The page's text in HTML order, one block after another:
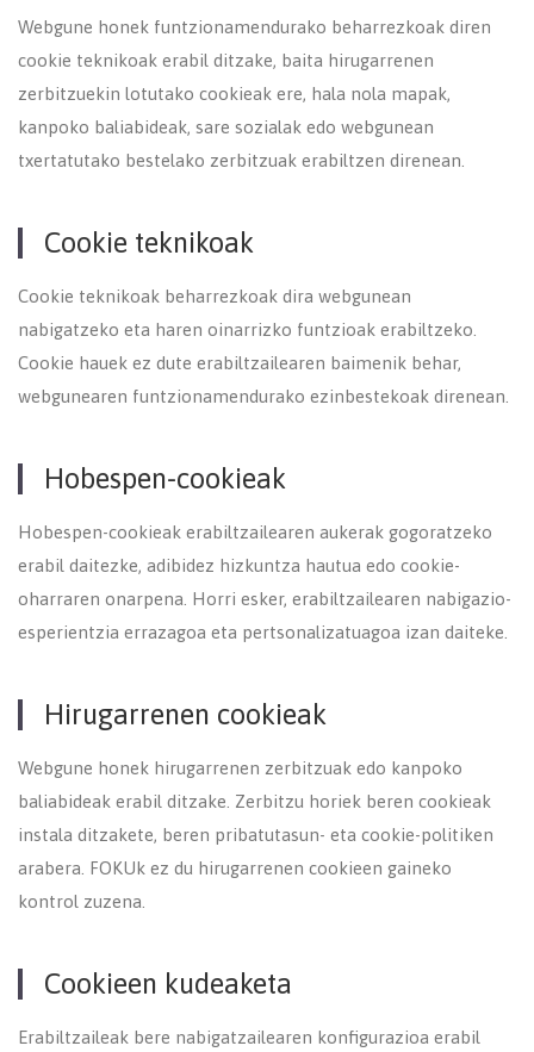
Webgune honek funtzionamendurako beharrezkoak diren
cookie teknikoak erabil ditzake, baita hirugarrenen
zerbitzuekin lotutako cookieak ere, hala nola mapak,
kanpoko baliabideak, sare sozialak edo webgunean
txertatutako bestelako zerbitzuak erabiltzen direnean.
Cookie teknikoak
Cookie teknikoak beharrezkoak dira webgunean
nabigatzeko eta haren oinarrizko funtzioak erabiltzeko.
Cookie hauek ez dute erabiltzailearen baimenik behar,
webgunearen funtzionamendurako ezinbestekoak direnean.
Hobespen-cookieak
Hobespen-cookieak erabiltzailearen aukerak gogoratzeko
erabil daitezke, adibidez hizkuntza hautua edo cookie-
oharraren onarpena. Horri esker, erabiltzailearen nabigazio-
esperientzia errazagoa eta pertsonalizatuagoa izan daiteke.
Hirugarrenen cookieak
Webgune honek hirugarrenen zerbitzuak edo kanpoko
baliabideak erabil ditzake. Zerbitzu horiek beren cookieak
instala ditzakete, beren pribatutasun- eta cookie-politiken
arabera. FOKUk ez du hirugarrenen cookieen gaineko
kontrol zuzena.
Cookieen kudeaketa
Erabiltzaileak bere nabigatzailearen konfigurazioa erabil